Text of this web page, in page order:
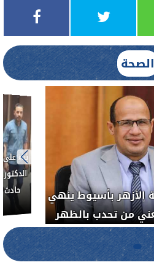
الصحة
بناءً
حادث
بأسيوط ينهي
من تحدب بالظهر